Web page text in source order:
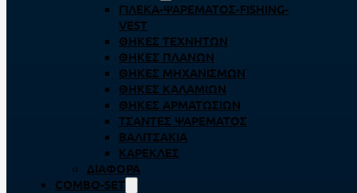
ΓΙΛΈΚΑ-ΨΑΡΈΜΑΤΟΣ-FISHING-
VEST
ΘΉΚΕΣ ΤΕΧΝΗΤΏΝ
ΘΉΚΕΣ ΠΛΆΝΩΝ
ΘΉΚΕΣ ΜΗΧΑΝΙΣΜΏΝ
ΘΉΚΕΣ ΚΑΛΑΜΙΏΝ
ΘΉΚΕΣ ΑΡΜΑΤΩΣΙΏΝ
ΤΣΆΝΤΕΣ ΨΑΡΈΜΑΤΟΣ
ΒΑΛΙΤΣΆΚΙΑ
ΚΑΡΈΚΛΕΣ
ΔΙΆΦΟΡΑ
COMBO-SET